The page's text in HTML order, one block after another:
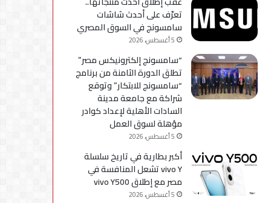
تعرّف على أحدث شاشات
سامسونج في السوق المصري
5 أغسطس، 2026
“سامسونج إلكترونيكس مصر”
تطلق الدورة الثامنة من برنامج
“سامسونج للابتكار” وتوقع
شراكة مع جامعة مدينة
السادات الأهلية لإعداد كوادر
مؤهلة لسوق العمل
5 أغسطس، 2026
أكبر بطارية في تاريخ سلسلة
vivo Y تشعل المنافسة في
مصر مع إطلاق vivo Y500
5 أغسطس، 2026